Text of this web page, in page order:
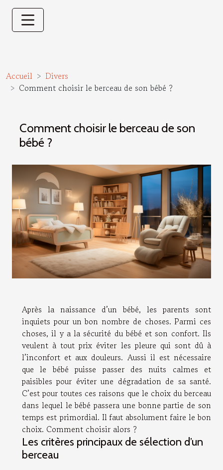
Accueil
Divers
Comment choisir le berceau de son bébé ?
Comment choisir le berceau de son
bébé ?
Après la naissance d’un bébé, les parents sont
inquiets pour un bon nombre de choses. Parmi ces
choses, il y a la sécurité du bébé et son confort. Ils
veulent à tout prix éviter les pleure qui sont dû à
l’inconfort et aux douleurs. Aussi il est nécessaire
que le bébé puisse passer des nuits calmes et
paisibles pour éviter une dégradation de sa santé.
C’est pour toutes ces raisons que le choix du berceau
dans lequel le bébé passera une bonne partie de son
temps est primordial. Il faut absolument faire le bon
choix. Comment choisir alors ?
Les critères principaux de sélection d’un
berceau